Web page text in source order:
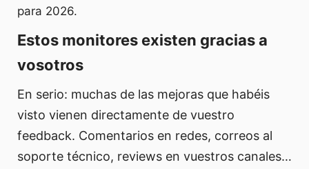
para 2026.
Estos monitores existen gracias a
vosotros
En serio: muchas de las mejoras que habéis
visto vienen directamente de vuestro
feedback. Comentarios en redes, correos al
soporte técnico, reviews en vuestros canales…